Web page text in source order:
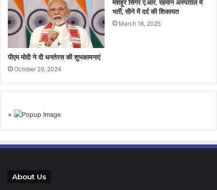
पीएम मोदी ने दी धनतेरस की शुभकामनाएं
October 29, 2024
मशहूर सिंगर ए.आर. रहमान अस्पताल में
भर्ती, सीने में दर्द की शिकायत
March 16, 2025
×
About Us